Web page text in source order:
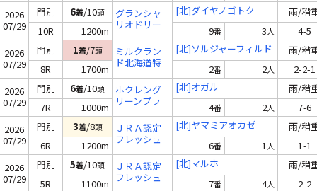
2026
07/29
門別 6着/10頭
グランシャ
リオドリー
(二)
[北]ダイヤノゴトク
雨/稍
10R
1200m 9番 3人
4-5
2026
07/29
門別 1着/7頭
ミルクラン
ド北海道特
４
[北]ソルジャーフィルド
雨/稍
8R
1700m 2番 2人
2-2-1
2026
07/29
門別 6着/10頭
ホクレング
リーンプラ
ス賞 Ｃ３
(二)Ｃ４(一)
[北]オガル
雨/稍
7R
1000m 4番 2人
7-6
2026
07/29
門別 3着/8頭
ＪＲＡ認定
フレッシュ
２歳 新馬
[北]ヤマミアオカゼ
雨/稍
6R
1200m 6番 1人
1-1
2026
07/29
門別 5着/10頭
ＪＲＡ認定
フレッシュ
[北]マルホ
雨/稍
5R
1100m 7番 4人
2-2